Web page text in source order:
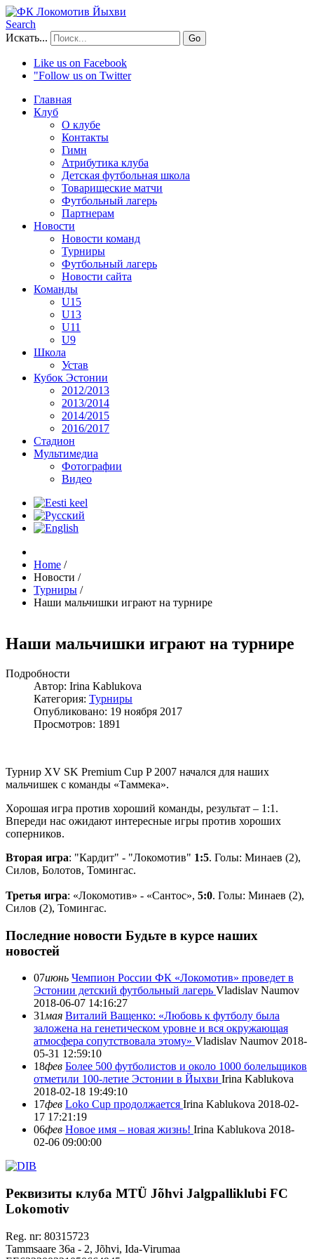
Search
Искать...
Go
Like us on Facebook
"Follow us on Twitter
Главная
Клуб
О клубе
Контакты
Гимн
Атрибутика клуба
Детская футбольная школа
Товарищеские матчи
Футбольный лагерь
Партнерам
Новости
Новости команд
Турниры
Футбольный лагерь
Новости сайта
Команды
U15
U13
U11
U9
Школа
Устав
Кубок Эстонии
2012/2013
2013/2014
2014/2015
2016/2017
Стадион
Мультимедиа
Фотографии
Видео
Home /
Новости /
Турниры /
Наши мальчишки играют на турнире
Наши мальчишки играют на турнире
Подробности
Автор: Irina Kablukova
Категория: Турниры
Опубликовано: 19 ноября 2017
Просмотров: 1891
Турнир XV SK Premium Cup P 2007 начался для наших
мальчишек с команды «Таммека».
Хорошая игра против хороший команды, результат – 1:1.
Впереди нас ожидают интересные игры против хороших
соперников.
Вторая игра: "Кардит" - "Локомотив" 1:5. Голы: Минаев (2),
Силов, Болотов, Томингас.
Третья игра: «Локомотив» - «Сантос», 5:0. Голы: Минаев (2),
Силов (2), Томингас.
Последние новости Будьте в курсе наших
новостей
07июнь Чемпион России ФК «Локомотив» проведет в
Эстонии детский футбольный лагерь Vladislav Naumov
2018-06-07 14:16:27
31 мая Виталий Ващенко: «Любовь к футболу была
заложена на генетическом уровне и вся окружающая
атмосфера сопутствовала этому» Vladislav Naumov 2018-
05-31 12:59:10
18фев Более 500 футболистов и около 1000 болельщиков
отметили 100-летие Эстонии в Йыхви Irina Kablukova
2018-02-18 19:49:10
17фев Loko Cup продолжается Irina Kablukova 2018-02-
17 17:21:19
06фев Новое имя – новая жизнь! Irina Kablukova 2018-
02-06 09:00:00
Реквизиты клуба MTÜ Jõhvi Jalgpalliklubi FC
Lokomotiv
Reg. nr: 80315723
Tammsaare 36a - 2, Jõhvi, Ida-Virumaa